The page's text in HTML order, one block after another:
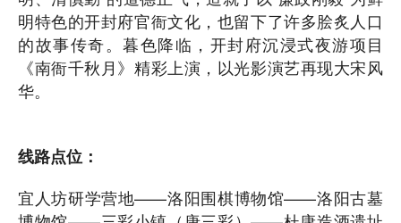
明特色的开封府官衙文化，也留下了许多脍炙人口
的故事传奇。暮色降临，开封府沉浸式夜游项目
《南衙千秋月》精彩上演，以光影演艺再现大宋风
华。
线路点位：
宜人坊研学营地——洛阳围棋博物馆——洛阳古墓